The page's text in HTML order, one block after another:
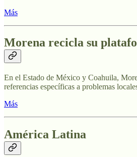
Más
Morena recicla su
En el Estado de México y Coahuila,
referencias específicas a problemas
Más
América Latina